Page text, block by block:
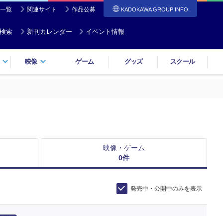
覧 関連サイト 作品公募 KADOKAWA GROUP INFO
索 新刊カレンダー イベント情報
映像 ゲーム グッズ スクール
映像・ゲーム
0件
発売中・公開中のみを表示